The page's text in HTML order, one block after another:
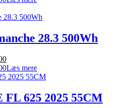
er:
pris
kr.44.999,00.28.3 500Wh
Den
aktuelle
pris
kr.24.999,00.
Den
aktuelle
er:
kr.24.999,00.
Læs mere
FL 625 2025 55CM